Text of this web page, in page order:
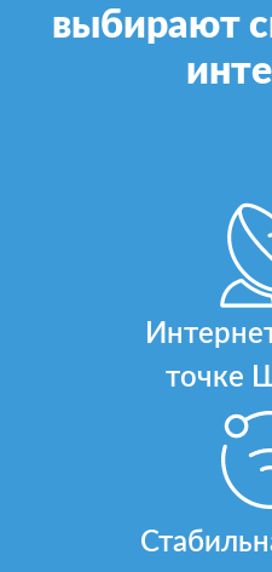
выбирают
точке